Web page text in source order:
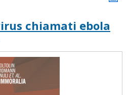
chiamati ebola